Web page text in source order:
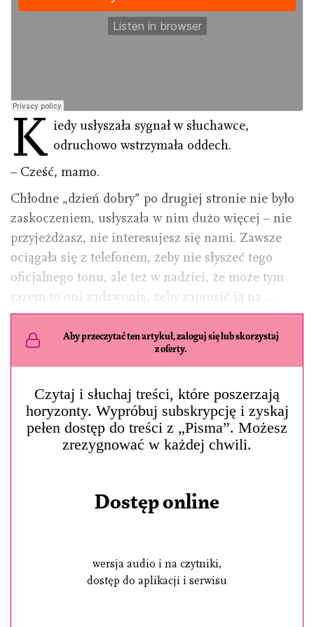
K iedy usłyszała sygnał w słuchawce,
odruchowo wstrzymała oddech.
– Cześć, mamo.
Chłodne „dzień dobry” po drugiej stronie nie było
zaskoczeniem, usłyszała w nim dużo więcej – nie
przyjeżdżasz, nie interesujesz się nami. Zawsze
ociągała się z telefonem, żeby nie słyszeć tego
oficjalnego tonu, ale też w nadziei, że może tym
razem to oni zadzwonią, żeby zaprosić ją na …
Aby przeczytać ten artykuł, zaloguj się lub skorzystaj
z oferty.
Czytaj i słuchaj treści, które poszerzają
horyzonty. Wypróbuj subskrypcję i zyskaj
pełen dostęp do treści z „Pisma”. Możesz
zrezygnować w każdej chwili.
Dostęp online
wersja audio i na czytniki,
dostęp do aplikacji i serwisu